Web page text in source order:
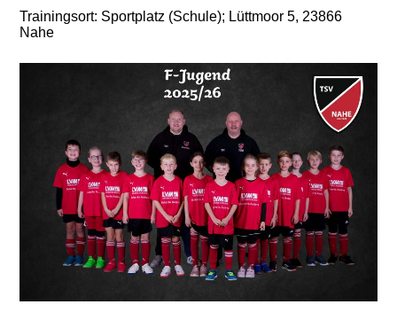
Trainingsort: Sportplatz (Schule); Lüttmoor 5, 23866
Nahe